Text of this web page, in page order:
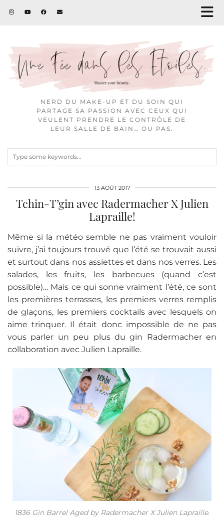
NERD DU MAKE-UP ET DU SOIN QUI
PARTAGE SA PASSION AVEC CEUX QUI
VEULENT PRENDRE LE CONTRÔLE DE
LEUR SALLE DE BAIN… OU PAS.
13 AOÛT 2017
Tchin-T’gin avec Radermacher X Julien
Lapraille!
Même si la météo semble ne pas vraiment vouloir
suivre, j’ai toujours trouvé que l’été se trouvait aussi
et surtout dans nos assiettes et dans nos verres. Les
salades, les fruits, les barbecues (quand c’est
possible)… Mais ce qui sonne vraiment l’été, ce sont
les premières terrasses, les premiers verres remplis
de glaçons, les premiers cocktails avec lesquels on
aime trinquer. Il était donc impossible de ne pas
vous parler un peu plus du gin Radermacher en
collaboration avec Julien Lapraille.
1836 Gin Barrel Aged by Radermacher X Julien Lapraille.